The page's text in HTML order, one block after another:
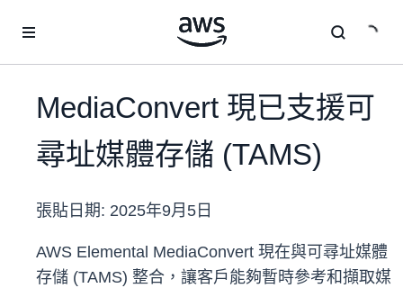
MediaConvert 現已支援可
尋址媒體存儲 (TAMS)
張貼日期: 2025年9月5日
AWS Elemental MediaConvert 現在與可尋址媒體
存儲 (TAMS) 整合，讓客戶能夠暫時參考和擷取媒